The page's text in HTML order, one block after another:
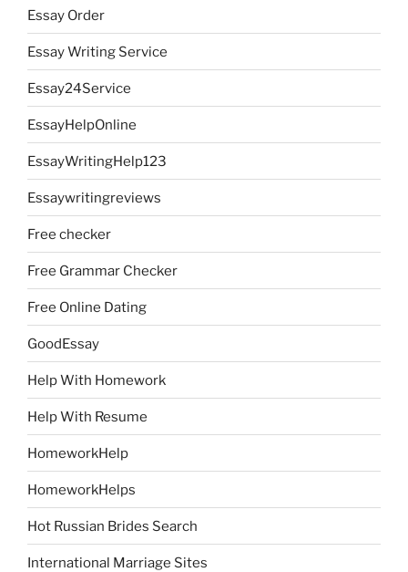
Essay Order
Essay Writing Service
Essay24Service
EssayHelpOnline
EssayWritingHelp123
Essaywritingreviews
Free checker
Free Grammar Checker
Free Online Dating
GoodEssay
Help With Homework
Help With Resume
HomeworkHelp
HomeworkHelps
Hot Russian Brides Search
International Marriage Sites